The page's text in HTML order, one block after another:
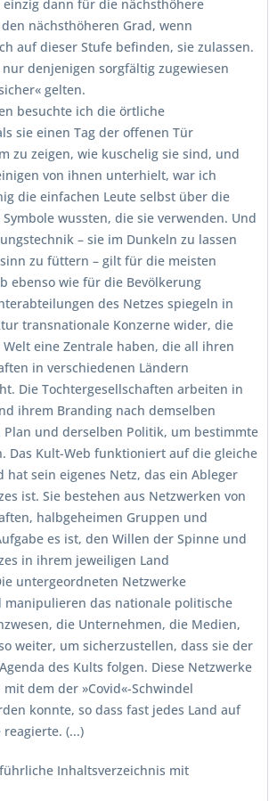
dann für die nächsthöhere
nächsthöheren Grad, wenn
auf dieser Stufe befinden, sie zulassen.
nur denjenigen sorgfältig zugewiesen
gelten.
besuchte ich die örtliche
sie einen Tag der offenen Tür
zu zeigen, wie kuschelig sie sind, und
von ihnen unterhielt, war ich
die einfachen Leute selbst über die
wussten, die sie verwenden. Und
– sie im Dunkeln zu lassen
zu füttern – gilt für die meisten
ebenso wie für die Bevölkerung
des Netzes spiegeln in
transnationale Konzerne wider, die
eine Zentrale haben, die all ihren
in verschiedenen Ländern
Die Tochtergesellschaften arbeiten in
ihrem Branding nach demselben
und derselben Politik, um bestimmte
Das Kult-Web funktioniert auf die gleiche
hat sein eigenes Netz, das ein Ableger
ist. Sie bestehen aus Netzwerken von
halbgeheimen Gruppen und
es ist, den Willen der Spinne und
in ihrem jeweiligen Land
untergeordneten Netzwerke
das nationale politische
die Unternehmen, die Medien,
weiter, um sicherzustellen, dass sie der
des Kults folgen. Diese Netzwerke
dem der »Covid«-Schwindel
konnte, so dass fast jedes Land auf
(...)
Inhaltsverzeichnis mit